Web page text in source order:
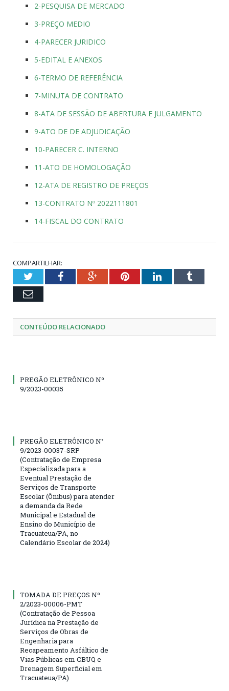
2-PESQUISA DE MERCADO
3-PREÇO MEDIO
4-PARECER JURIDICO
5-EDITAL E ANEXOS
6-TERMO DE REFERÊNCIA
7-MINUTA DE CONTRATO
8-ATA DE SESSÃO DE ABERTURA E JULGAMENTO
9-ATO DE DE ADJUDICAÇÃO
10-PARECER C. INTERNO
11-ATO DE HOMOLOGAÇÃO
12-ATA DE REGISTRO DE PREÇOS
13-CONTRATO Nº 2022111801
14-FISCAL DO CONTRATO
COMPARTILHAR:
TwitterFacebookGoogle+PinterestLinkedInTumblr
Email
CONTEÚDO RELACIONADO
PREGÃO ELETRÔNICO Nº
9/2023-00035
PREGÃO ELETRÔNICO N°
9/2023-00037-SRP
(Contratação de Empresa
Especializada para a
Eventual Prestação de
Serviços de Transporte
Escolar (Ônibus) para atender
a demanda da Rede
Municipal e Estadual de
Ensino do Município de
Tracuateua/PA, no
Calendário Escolar de 2024)
TOMADA DE PREÇOS Nº
2/2023-00006-PMT
(Contratação de Pessoa
Jurídica na Prestação de
Serviços de Obras de
Engenharia para
Recapeamento Asfáltico de
Vias Públicas em CBUQ e
Drenagem Superficial em
Tracuateua/PA)